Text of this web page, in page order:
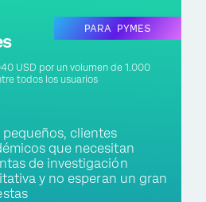
PARA PYMES
USD por un volumen de 1.000
todos los usuarios
clientes
que necesitan
de investigación
y no esperan un gran